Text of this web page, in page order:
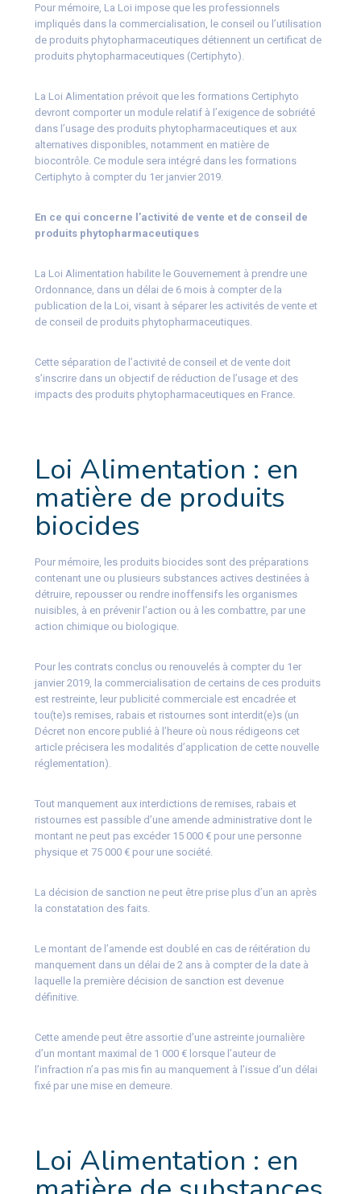
Pour mémoire, La Loi impose que les professionnels
impliqués dans la commercialisation, le conseil ou l’utilisation
de produits phytopharmaceutiques détiennent un certificat de
produits phytopharmaceutiques (Certiphyto).
La Loi Alimentation prévoit que les formations Certiphyto
devront comporter un module relatif à l’exigence de sobriété
dans l’usage des produits phytopharmaceutiques et aux
alternatives disponibles, notamment en matière de
biocontrôle. Ce module sera intégré dans les formations
Certiphyto à compter du 1er janvier 2019.
En ce qui concerne l’activité de vente et de conseil de
produits phytopharmaceutiques
La Loi Alimentation habilite le Gouvernement à prendre une
Ordonnance, dans un délai de 6 mois à compter de la
publication de la Loi, visant à séparer les activités de vente et
de conseil de produits phytopharmaceutiques.
Cette séparation de l’activité de conseil et de vente doit
s’inscrire dans un objectif de réduction de l’usage et des
impacts des produits phytopharmaceutiques en France.
Loi Alimentation : en
matière de produits
biocides
Pour mémoire, les produits biocides sont des préparations
contenant une ou plusieurs substances actives destinées à
détruire, repousser ou rendre inoffensifs les organismes
nuisibles, à en prévenir l’action ou à les combattre, par une
action chimique ou biologique.
Pour les contrats conclus ou renouvelés à compter du 1er
janvier 2019, la commercialisation de certains de ces produits
est restreinte, leur publicité commerciale est encadrée et
tou(te)s remises, rabais et ristournes sont interdit(e)s (un
Décret non encore publié à l’heure où nous rédigeons cet
article précisera les modalités d’application de cette nouvelle
réglementation).
Tout manquement aux interdictions de remises, rabais et
ristournes est passible d’une amende administrative dont le
montant ne peut pas excéder 15 000 € pour une personne
physique et 75 000 € pour une société.
La décision de sanction ne peut être prise plus d’un an après
la constatation des faits.
Le montant de l’amende est doublé en cas de réitération du
manquement dans un délai de 2 ans à compter de la date à
laquelle la première décision de sanction est devenue
définitive.
Cette amende peut être assortie d’une astreinte journalière
d’un montant maximal de 1 000 € lorsque l’auteur de
l’infraction n’a pas mis fin au manquement à l’issue d’un délai
fixé par une mise en demeure.
Loi Alimentation : en